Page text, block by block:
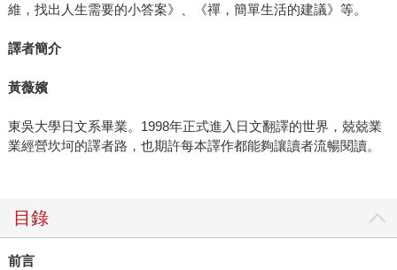
維，找出人生需要的小答案》、《禪，簡單生活的建議》等。
譯者簡介
黃薇嬪
東吳大學日文系畢業。1998年正式進入日文翻譯的世界，兢兢業
業經營坎坷的譯者路，也期許每本譯作都能夠讓讀者流暢閱讀。
目錄
前言